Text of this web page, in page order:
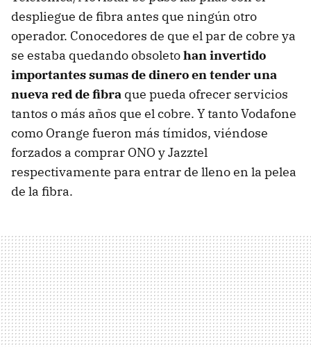
despliegue de fibra antes que ningún otro
operador. Conocedores de que el par de cobre ya
se estaba quedando obsoletohan invertido
importantes sumas de dinero en tender una
nueva red de fibra que pueda ofrecer servicios
tantos o más años que el cobre. Y tanto Vodafone
como Orange fueron más tímidos, viéndose
forzados a comprar ONO y Jazztel
respectivamente para entrar de lleno en la pelea
de la fibra.